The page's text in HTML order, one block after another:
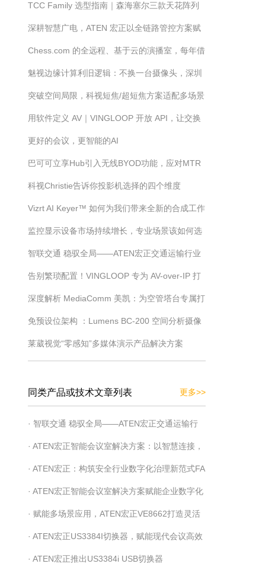
全硬件国产一体化解决方案
TCC Family 选型指南｜森海塞尔三款天花阵列
麦克风，该选哪一款？
深耕智慧广电，ATEN 宏正以全链路管控方案赋
能融媒产业革新
Chess.com 的全远程、基于云的演播室，每年借
助 NDI 技术转播国际象棋比赛多达 300 天
魅视边缘计算利旧逻辑：不换一台摄像头，深圳
这个社区如何实现 AI 秒级治理？
突破空间局限，科视短焦/超短焦方案适配多场景
用软件定义 AV｜VINGLOOP 开放 API，让交换
机进入平台生态
更好的会议，更智能的AI
巴可可立享Hub引入无线BYOD功能，应对MTR
固定会议平台的混合协作挑战
科视Christie告诉你投影机选择的四个维度
Vizrt AI Keyer™ 如何为我们带来全新的合成工作
流程
监控显示设备市场持续增长，专业场景该如何选
对监控大屏？
智联交通 稳驭全局——ATEN宏正交通运输行业
综合解决方案 ATEN宏正
告别繁琐配置！VINGLOOP 专为 AV-over-IP 打
造的极简交换机管理界面全解
深度解析 MediaComm 美凯：为空管塔台专属打
造切换器配套方案
免预设位架构 ：Lumens BC-200 空间分析摄像
机让语音追踪完全自动化
莱葳视觉“零感知”多媒体演示产品解决方案
同类产品或技术文章列表 更多>>
· 智联交通 稳驭全局——ATEN宏正交通运输行
业综合解决方案 ATEN宏正
· ATEN宏正智能会议室解决方案：以智慧连接，
重构高效会议新生态
· ATEN宏正：构筑安全行业数字化治理新范式FA
· ATEN宏正智能会议室解决方案赋能企业数字化
会议
· 赋能多场景应用，ATEN宏正VE8662打造灵活
高效传输方案
· ATEN宏正US3384I切换器，赋能现代会议高效
分享协作
· ATEN宏正推出US3384i USB切换器